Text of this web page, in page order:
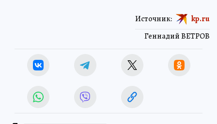
Геннадий ВЕТРОВ
Источник: kp.ru